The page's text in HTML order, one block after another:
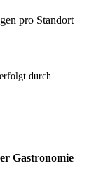
pro Standort
durch
Gastronomie